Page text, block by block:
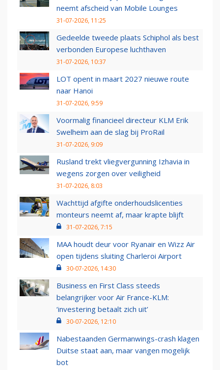
neemt afscheid van Mobile Lounges
31-07-2026, 11:25
Gedeelde tweede plaats Schiphol als best
verbonden Europese luchthaven
31-07-2026, 10:37
LOT opent in maart 2027 nieuwe route
naar Hanoi
31-07-2026, 9:59
Voormalig financieel directeur KLM Erik
Swelheim aan de slag bij ProRail
31-07-2026, 9:09
Rusland trekt vliegvergunning Izhavia in
wegens zorgen over veiligheid
31-07-2026, 8:03
Wachttijd afgifte onderhoudslicenties
monteurs neemt af, maar krapte blijft
31-07-2026, 7:15
MAA houdt deur voor Ryanair en Wizz Air
open tijdens sluiting Charleroi Airport
30-07-2026, 14:30
Business en First Class steeds
belangrijker voor Air France-KLM:
‘investering betaalt zich uit’
30-07-2026, 12:10
Nabestaanden Germanwings-crash klagen
Duitse staat aan, maar vangen mogelijk
bot